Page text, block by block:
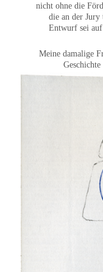
nicht ohne die
die an der Jury
Entwurf sei auf
Meine damalige